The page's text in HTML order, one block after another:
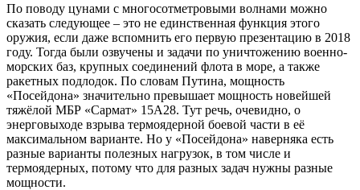
По поводу цунами с многосотметровыми волнами можно
сказать следующее – это не единственная функция этого
оружия, если даже вспомнить его первую презентацию в 2018
году. Тогда были озвучены и задачи по уничтожению военно-
морских баз, крупных соединений флота в море, а также
ракетных подлодок. По словам Путина, мощность
«Посейдона» значительно превышает мощность новейшей
тяжёлой МБР «Сармат» 15А28. Тут речь, очевидно, о
энерговыходе взрыва термоядерной боевой части в её
максимальном варианте. Но у «Посейдона» наверняка есть
разные варианты полезных нагрузок, в том числе и
термоядерных, потому что для разных задач нужны разные
мощности.